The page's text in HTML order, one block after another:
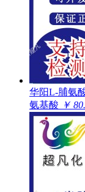
华阳L-脯氨
氨基酸 ￥